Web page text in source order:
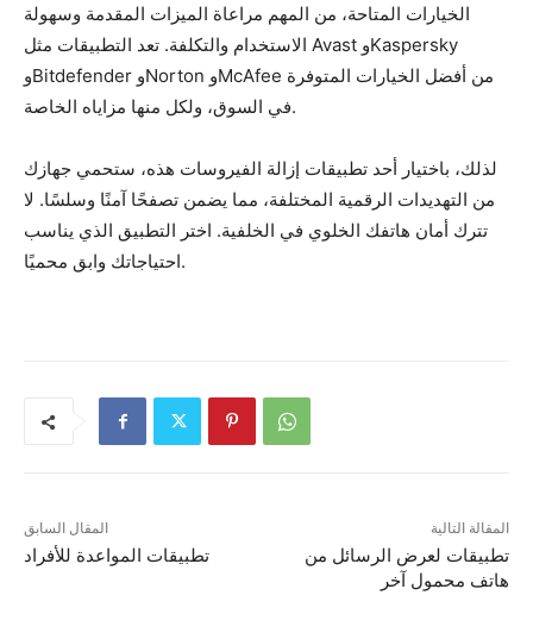
الخيارات المتاحة، من المهم مراعاة الميزات المقدمة وسهولة
الاستخدام والتكلفة. تعد التطبيقات مثل Avast وKaspersky
وBitdefender وNorton وMcAfee من أفضل الخيارات المتوفرة
في السوق، ولكل منها مزاياه الخاصة.
لذلك، باختيار أحد تطبيقات إزالة الفيروسات هذه، ستحمي جهازك
من التهديدات الرقمية المختلفة، مما يضمن تصفحًا آمنًا وسلسًا. لا
تترك أمان هاتفك الخلوي في الخلفية. اختر التطبيق الذي يناسب
احتياجاتك وابق محميًا.
المقال السابق
تطبيقات المواعدة للأفراد
المقالة التالية
تطبيقات لعرض الرسائل من
هاتف محمول آخر